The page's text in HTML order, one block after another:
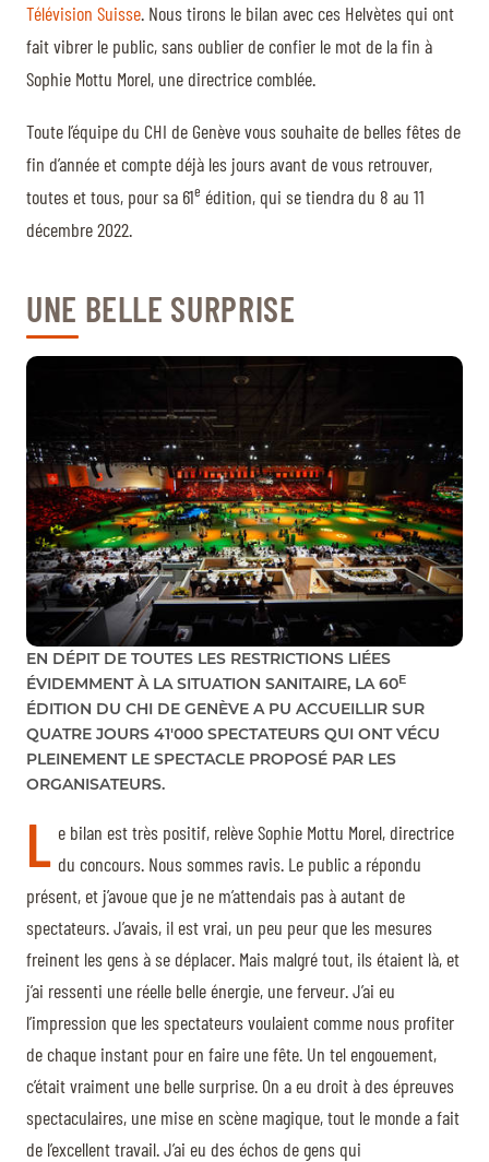
Télévision Suisse. Nous tirons le bilan avec ces Helvètes qui ont
fait vibrer le public, sans oublier de confier le mot de la fin à
Sophie Mottu Morel, une directrice comblée.
Toute l’équipe du CHI de Genève vous souhaite de belles fêtes de
fin d’année et compte déjà les jours avant de vous retrouver,
toutes et tous, pour sa 61e édition, qui se tiendra du 8 au 11
décembre 2022.
UNE BELLE SURPRISE
EN DÉPIT DE TOUTES LES RESTRICTIONS LIÉES
ÉVIDEMMENT À LA SITUATION SANITAIRE, LA 60E
ÉDITION DU CHI DE GENÈVE A PU ACCUEILLIR SUR
QUATRE JOURS 41'000 SPECTATEURS QUI ONT VÉCU
PLEINEMENT LE SPECTACLE PROPOSÉ PAR LES
ORGANISATEURS.
L e bilan est très positif, relève Sophie Mottu Morel, directrice
du concours. Nous sommes ravis. Le public a répondu
présent, et j’avoue que je ne m’attendais pas à autant de
spectateurs. J’avais, il est vrai, un peu peur que les mesures
freinent les gens à se déplacer. Mais malgré tout, ils étaient là, et
j’ai ressenti une réelle belle énergie, une ferveur. J’ai eu
l’impression que les spectateurs voulaient comme nous profiter
de chaque instant pour en faire une fête. Un tel engouement,
c’était vraiment une belle surprise. On a eu droit à des épreuves
spectaculaires, une mise en scène magique, tout le monde a fait
de l’excellent travail. J’ai eu des échos de gens qui